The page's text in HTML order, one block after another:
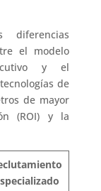
diferencias
el modelo
y el
de
de mayor
(ROI) y la